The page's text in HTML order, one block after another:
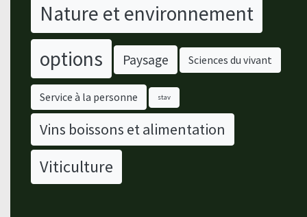
Nature et environnement
options
Paysage Sciences du vivant
Service à la personne stav
Vins boissons et alimentation
Viticulture